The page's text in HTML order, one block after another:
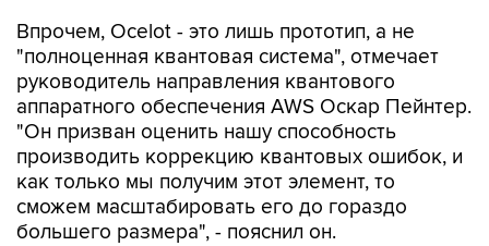
Впрочем, Ocelot - это лишь прототип, а не
"полноценная квантовая система", отмечает
руководитель направления квантового
аппаратного обеспечения AWS Оскар Пейнтер.
"Он призван оценить нашу способность
производить коррекцию квантовых ошибок, и
как только мы получим этот элемент, то
сможем масштабировать его до гораздо
большего размера", - пояснил он.